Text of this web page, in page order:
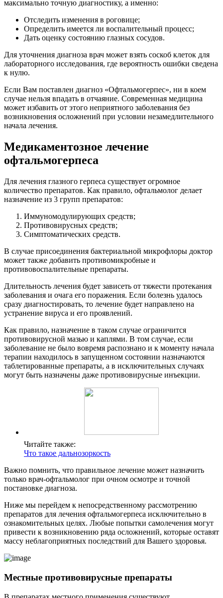
максимально точную диагностику, а именно:
Отследить изменения в роговице;
Определить имеется ли воспалительный процесс;
Дать оценку состоянию глазных сосудов.
Для уточнения диагноза врач может взять соскоб клеток для
лабораторного исследования, где вероятность ошибки сведена
к нулю.
Если Вам поставлен диагноз «Офтальмогерпес», ни в коем
случае нельзя впадать в отчаяние. Современная медицина
может избавить от этого неприятного заболевания без
возникновения осложнений при условии незамедлительного
начала лечения.
Медикаментозное лечение
офтальмогерпеса
Для лечения глазного герпеса существует огромное
количество препаратов. Как правило, офтальмолог делает
назначение из 3 групп препаратов:
Иммуномодулирующих средств;
Противовирусных средств;
Симптоматических средств.
В случае присоединения бактериальной микрофлоры доктор
может также добавить противомикробные и
противовоспалительные препараты.
Длительность лечения будет зависеть от тяжести протекания
заболевания и очага его поражения. Если болезнь удалось
сразу диагностировать, то лечение будет направлено на
устранение вируса и его проявлений.
Как правило, назначение в таком случае ограничится
противовирусной мазью и каплями. В том случае, если
заболевание не было вовремя распознано и к моменту начала
терапии находилось в запущенном состоянии назначаются
таблетированные препараты, а в исключительных случаях
могут быть назначены даже противовирусные инъекции.
Читайте также:
Что такое дальнозоркость
Важно помнить, что правильное лечение может назначить
только врач-офтальмолог при очном осмотре и точной
постановке диагноза.
Ниже мы перейдем к непосредственному рассмотрению
препаратов для лечения офтальмогерпеса исключительно в
ознакомительных целях. Любые попытки самолечения могут
привести к возникновению ряда осложнений, которые оставят
массу неблагоприятных последствий для Вашего здоровья.
Местные противовирусные препараты